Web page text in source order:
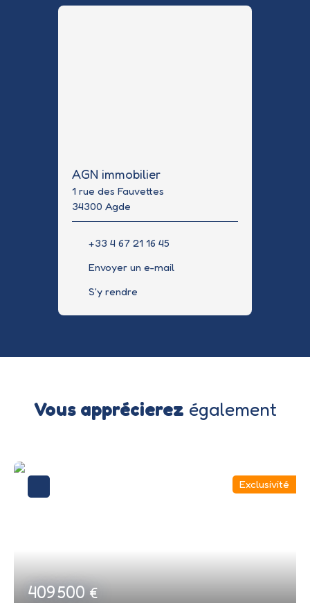
AGN immobilier
1 rue des Fauvettes
34300 Agde
+33 4 67 21 16 45
Envoyer un e-mail
S'y rendre
Vous apprécierez également
409 500€
Exclusivité